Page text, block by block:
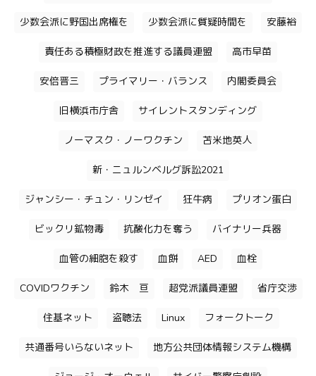
少数会派に野国出席権を 少数会派に質疑時間を 安藤裕
責任ある積極財政を推進する議員連盟 高市早苗
安倍晋三 プライマリー・バランス 内閣委員会
旧横浜市庁舎 サイレントスタンディング
ノーマスク・ノーワクチン 苫米地英人
新・ニュルンベルグ訴訟2021
ジャンシー・チュン・リンゼイ 狂牛病 プリオン蛋白
ビックリ鉱物毒 抗酸化力を奪う バイナリー兵器
血管の細胞を殺す 血餅 AED 血栓
COVIDワクチン 鈴木 亘 超党派議員連盟 省庁交渉
住基ネット 盗聴法 Linux フォークトーク
共通番号いらないネット 地方公共団体情報システム機構